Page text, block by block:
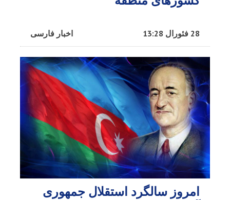
اخبار فارسی 28 فئورال 13:28
امروز سالگرد استقلال جمهوری